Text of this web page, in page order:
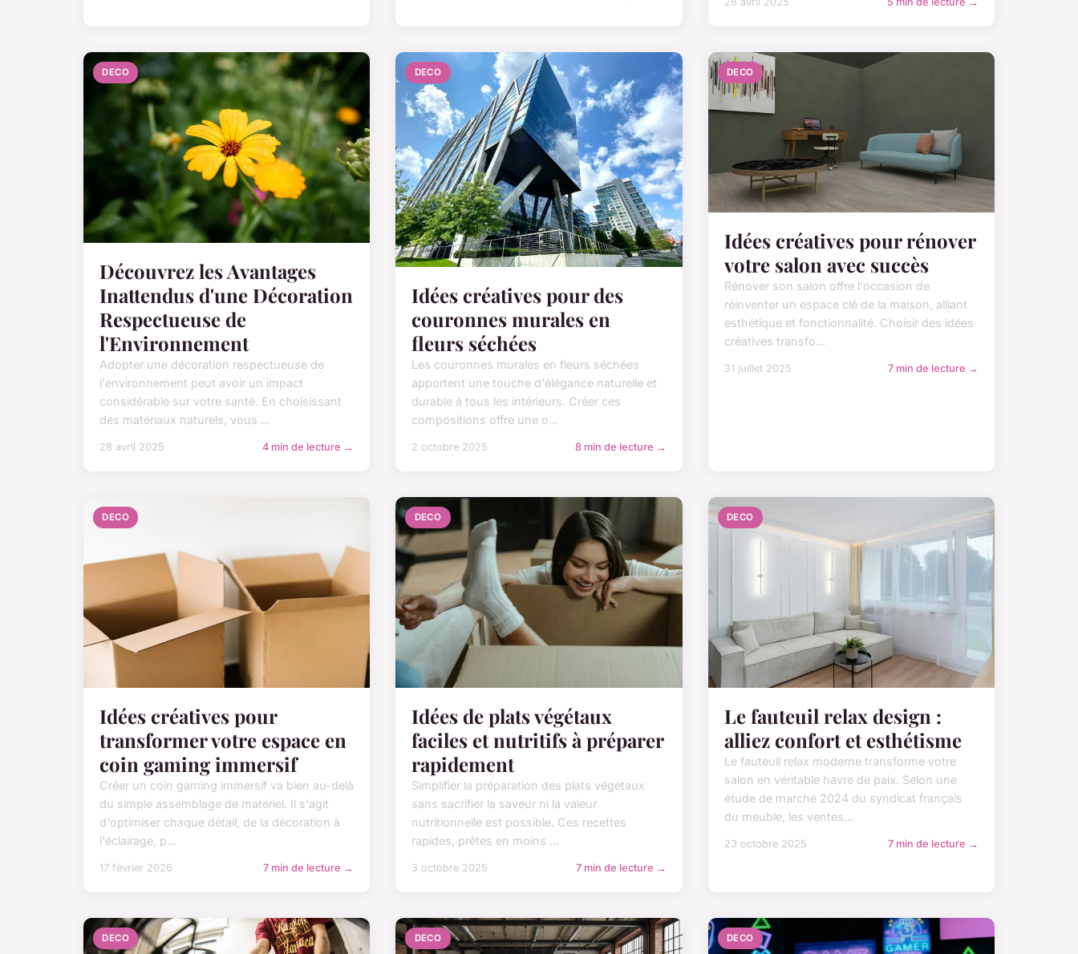
DECO
Découvrez les Avantages
Inattendus d'une Décoration
Respectueuse de
l'Environnement
Adopter une décoration respectueuse de
l'environnement peut avoir un impact
considérable sur votre santé. En choisissant
des matériaux naturels, vous ...
28 avril 2025 4 min de lecture →
DECO
Idées créatives pour des
couronnes murales en
fleurs séchées
Les couronnes murales en fleurs séchées
apportent une touche d'élégance naturelle et
durable à tous les intérieurs. Créer ces
compositions offre une o...
2 octobre 2025 8 min de lecture →
DECO
Idées créatives pour rénover
votre salon avec succès
Rénover son salon offre l'occasion de
réinventer un espace clé de la maison, alliant
esthétique et fonctionnalité. Choisir des idées
créatives transfo...
31 juillet 2025 7 min de lecture →
DECO
Idées créatives pour
transformer votre espace en
coin gaming immersif
Créer un coin gaming immersif va bien au-delà
du simple assemblage de matériel. Il s'agit
d'optimiser chaque détail, de la décoration à
l'éclairage, p...
17 février 2026 7 min de lecture →
DECO
Idées de plats végétaux
faciles et nutritifs à préparer
rapidement
Simplifier la préparation des plats végétaux
sans sacrifier la saveur ni la valeur
nutritionnelle est possible. Ces recettes
rapides, prêtes en moins ...
3 octobre 2025 7 min de lecture →
DECO
Le fauteuil relax design :
alliez confort et esthétisme
Le fauteuil relax moderne transforme votre
salon en véritable havre de paix. Selon une
étude de marché 2024 du syndicat français
du meuble, les ventes...
23 octobre 2025 7 min de lecture →
DECO DECO DECO